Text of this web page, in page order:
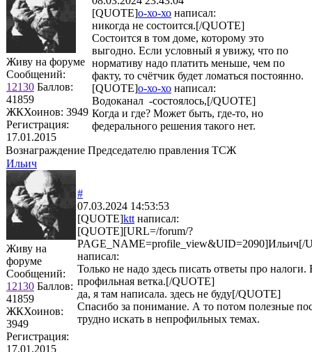
Живу на форуме
Сообщений:
12130 Баллов:
41859
ЖКХоинов: 3949
Регистрация:
17.01.2015
[QUOTE]о-хо-хо написал:
никогда не состоится.[/QUOTE]
Состоится в том доме, которому это
выгодно. Если условный я увижу, что по
нормативу надо платить меньше, чем по
факту, то счётчик будет ломаться постоянно.
[QUOTE]о-хо-хо написал:
Водоканал -состоялось,[/QUOTE]
Когда и где? Может быть, где-то, но
федерального решения такого нет.
Вознаграждение Председателю правления ТСЖ
Ильич
Живу на
форуме
Сообщений:
12130 Баллов:
41859
ЖКХоинов:
3949
Регистрация:
17.01.2015
#
07.03.2024 14:53:53
[QUOTE]ktt написал:
[QUOTE][URL=/forum/?
PAGE_NAME=profile_view&UID=2090]Ильич[/
написал:
Только не надо здесь писать ответы про налоги.
профильная ветка.[/QUOTE]
да, я там написала. здесь не буду[/QUOTE]
Спасибо за понимание. А то потом полезные
трудно искать в непрофильных темах.